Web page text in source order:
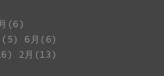
(6)
(5)
6月(6)
2月(13)